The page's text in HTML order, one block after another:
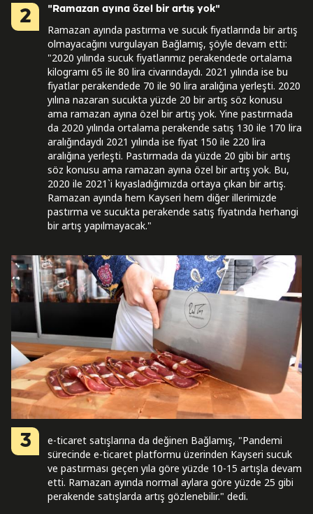
2 "Ramazan ayına özel bir artış yok"
Ramazan ayında pastırma ve sucuk fiyatlarında bir artış
olmayacağını vurgulayan Bağlamış, şöyle devam etti:
"2020 yılında sucuk fiyatlarımız perakendede ortalama
kilogramı 65 ile 80 lira civarındaydı. 2021 yılında ise bu
fiyatlar perakendede 70 ile 90 lira aralığına yerleşti. 2020
yılına nazaran sucukta yüzde 20 bir artış söz konusu
ama ramazan ayına özel bir artış yok. Yine pastırmada
da 2020 yılında ortalama perakende satış 130 ile 170 lira
aralığındaydı 2021 yılında ise fiyat 150 ile 220 lira
aralığına yerleşti. Pastırmada da yüzde 20 gibi bir artış
söz konusu ama ramazan ayına özel bir artış yok. Bu,
2020 ile 2021`i kıyasladığımızda ortaya çıkan bir artış.
Ramazan ayında hem Kayseri hem diğer illerimizde
pastırma ve sucukta perakende satış fiyatında herhangi
bir artış yapılmayacak."
3
e-ticaret satışlarına da değinen Bağlamış, "Pandemi
sürecinde e-ticaret platformu üzerinden Kayseri sucuk
ve pastırması geçen yıla göre yüzde 10-15 artışla devam
etti. Ramazan ayında normal aylara göre yüzde 25 gibi
perakende satışlarda artış gözlenebilir." dedi.